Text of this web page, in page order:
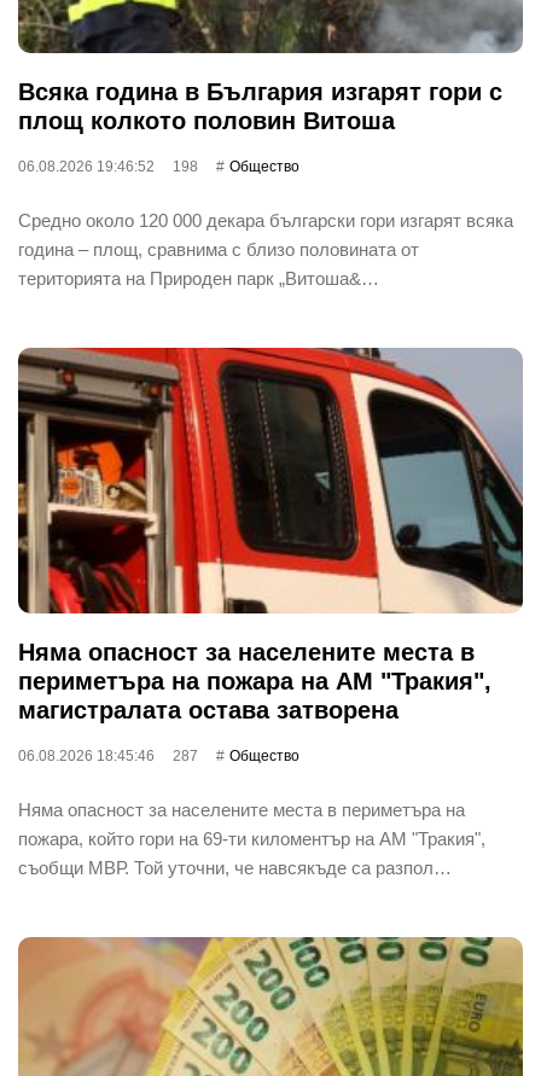
Всяка година в България изгарят гори с
площ колкото половин Витоша
06.08.2026 19:46:52 198 Общество
Средно около 120 000 декара български гори изгарят всяка
година – площ, сравнима с близо половината от
територията на Природен парк „Витоша&…
Няма опасност за населените места в
периметъра на пожара на АМ "Тракия",
магистралата остава затворена
06.08.2026 18:45:46 287 Общество
Няма опасност за населените места в периметъра на
пожара, който гори на 69-ти киломентър на АМ "Тракия",
съобщи МВР. Той уточни, че навсякъде са разпол…